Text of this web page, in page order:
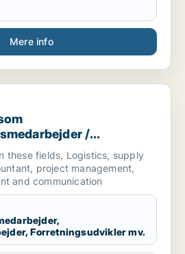
Mere info
/
/
/
/
/ revisor
these fields, Logistics, supply
project management,
and communication
Forretningsudvikler mv.